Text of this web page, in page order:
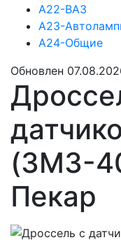
А22-ВАЗ
А23-
А24-Общие
Обновлен
(ЗМЗ-
Пекар